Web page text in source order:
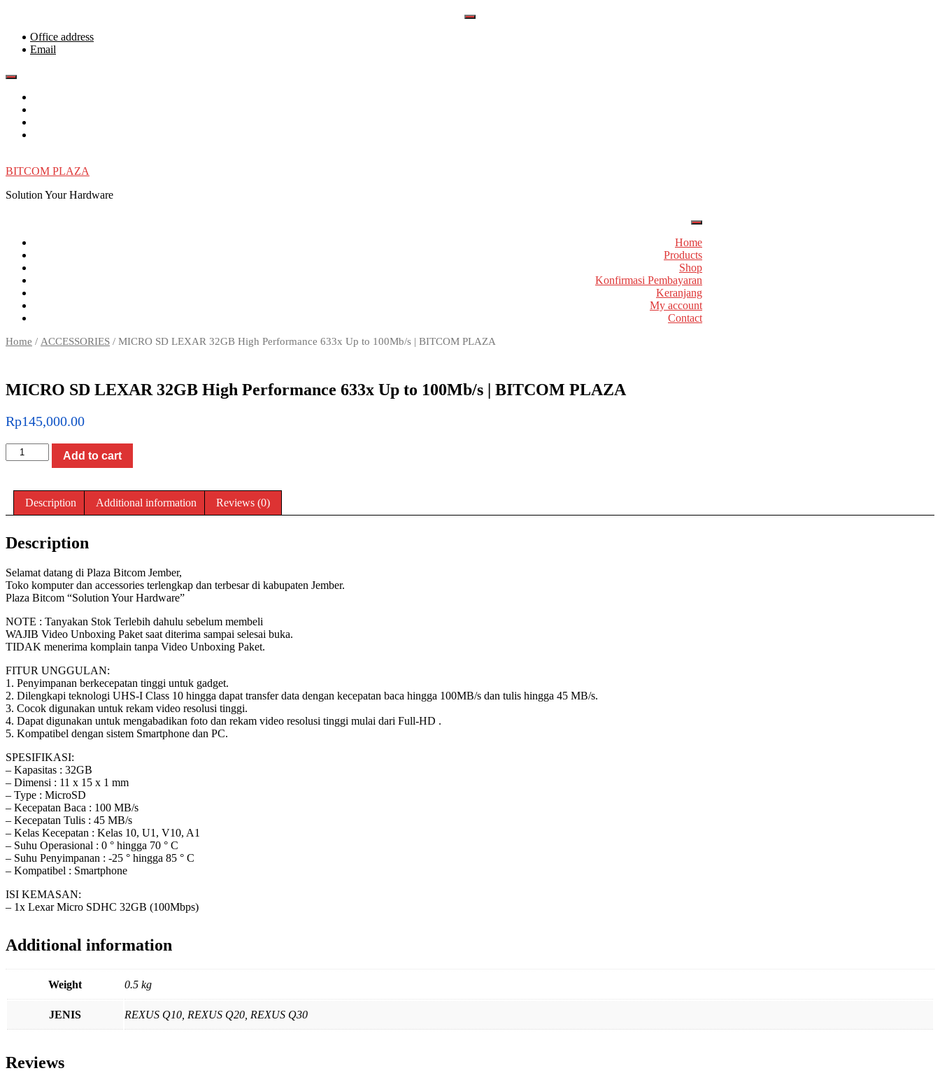
contentOffice address
Email
BITCOM PLAZA
Solution Your Hardware
Home
Products
Shop
Konfirmasi Pembayaran
Keranjang
My account
Contact
Home / ACCESSORIES / MICRO SD LEXAR 32GB High Performance 633x Up to 100Mb/s | BITCOM PLAZA
MICRO SD LEXAR 32GB High Performance 633x Up to 100Mb/s | BITCOM PLAZA
Rp145,000.00
MICRO
SD
High
Performance
Up
to
|
BITCOM
PLAZA
Add to cart
Description Additional information Reviews (0)
Description
Selamat datang di Plaza Bitcom Jember,
Toko komputer dan accessories terlengkap dan terbesar di kabupaten Jember.
Plaza Bitcom “Solution Your Hardware”
NOTE : Tanyakan Stok Terlebih dahulu sebelum membeli
WAJIB Video Unboxing Paket saat diterima sampai selesai buka.
TIDAK menerima komplain tanpa Video Unboxing Paket.
FITUR UNGGULAN:
1. Penyimpanan berkecepatan tinggi untuk gadget.
2. Dilengkapi teknologi UHS-I Class 10 hingga dapat transfer data dengan kecepatan baca hingga 100MB/s dan tulis hingga 45 MB/s.
3. Cocok digunakan untuk rekam video resolusi tinggi.
4. Dapat digunakan untuk mengabadikan foto dan rekam video resolusi tinggi mulai dari Full-HD .
5. Kompatibel dengan sistem Smartphone dan PC.
SPESIFIKASI:
– Kapasitas : 32GB
– Dimensi : 11 x 15 x 1 mm
– Type : MicroSD
– Kecepatan Baca : 100 MB/s
– Kecepatan Tulis : 45 MB/s
– Kelas Kecepatan : Kelas 10, U1, V10, A1
– Suhu Operasional : 0 ° hingga 70 ° C
– Suhu Penyimpanan : -25 ° hingga 85 ° C
– Kompatibel : Smartphone
ISI KEMASAN:
– 1x Lexar Micro SDHC 32GB (100Mbps)
Additional information
Weight 0.5 kg
JENIS REXUS Q10, REXUS Q20, REXUS Q30
Reviews